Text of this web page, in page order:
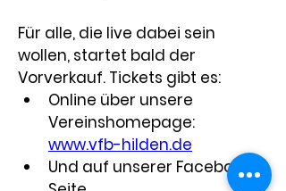
Für alle, die live dabei sein
wollen, startet bald der
Vorverkauf. Tickets gibt es:
Online über unsere
Vereinshomepage:
www.vfb-hilden.de
Und auf unserer Facebook-